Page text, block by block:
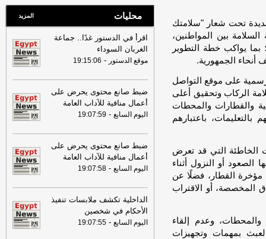
تحت شعار "سلامتك
بين المواطنين،
بما يواكب خطة التطوير
أنحاء الجمهورية.
على موقع التواصل
الركاب وتحقيق أعلى
والقطارات والمحطات
باعتبارهم
التي قد تعرض
الصعود أو النزول أثناء
مؤخرة القطار، فضلًا عن
المخصصة، أو الاقتراب
وعدم إلقاء
بمهمات وتجهيزات
16:22
ترامب: ضرباتنا ضد إيران
مستمرة ولن يكون أمامها سوى التراجع-
12:46
وفاة والد تامر حسني بعد وعكة
صحية مفاجئة - موقع الدستور
الجمعة 31-07-2026
19:49
السيسي: الجهات المعنية باشرت
التحقيقات للوقوف على تفاصيل الهجوم
09:26
مجلس الوزراء المصري: الحريق
الذي تعرضت له سفينتان في ميناء دمياط
أمس ناتج عن طائرة مسيرة
أل بي سي أي
08:34
عناوين الصحف المصرية ليوم
الخميس 30-07-2026
-
18:41
رئيس "الوطنية للصحافة" يكشف
تفاصيل حملة الصحف القومية لمواجهة
محليات المزيد
اقرأ في الدستور غدًا.. جماعة
الغربان السوداء
موقع الدستور -
19:15:06
ضبط صانع محتوى يحرض على
أعمال منافية للآداب العامة
اليوم السابع -
19:07:59
ضبط صانع محتوى يحرض على
أعمال منافية للآداب العامة
اليوم السابع -
19:07:58
الداخلية تكشف ملابسات تنفيذ
الأحكام في شخصين
اليوم السابع -
19:07:55